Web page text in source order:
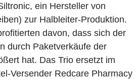
ein Hersteller von
zur Halbleiter-Produktion.
davon, dass sich der
durch Paketverkäufe der
hat. Das Trio ersetzt im
Versender Redcare Pharmacy